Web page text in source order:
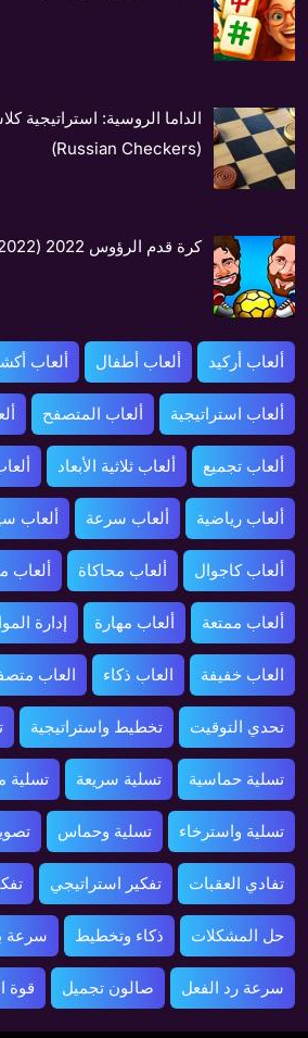
الداما الروسية: استراتيجية
(Russian Checkers)
كرة قدم الرؤوس 2022 (Head Soccer 2022)
ألعاب أركيد ألعاب أطفال ألعاب
ألعاب استراتيجية ألعاب المتصفح
ألعاب تجميع ألعاب ثلاثية الأبعاد
ألعاب رياضية ألعاب سرعة ألعاب
ألعاب كاجوال ألعاب محاكاة ألعاب
ألعاب ممتعة ألعاب مهارة إدارة
العاب خفيفة العاب ذكاء العاب
تحدي التوقيت تخطيط واستراتيجية
تسلية حماسية تسلية سريعة تسلية
تسلية واسترخاء تسلية وحماس
تفادي العقبات تفكير استراتيجي
حل المشكلات ذكاء وتخطيط سرعة
سرعة رد الفعل صالون تجميل قوة